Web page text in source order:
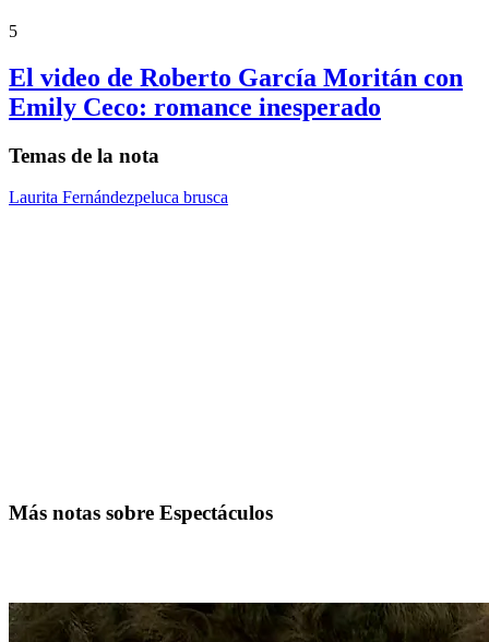
5
El video de Roberto García Moritán con
Emily Ceco: romance inesperado
Temas de la nota
Laurita Fernándezpeluca brusca
Más notas sobre Espectáculos